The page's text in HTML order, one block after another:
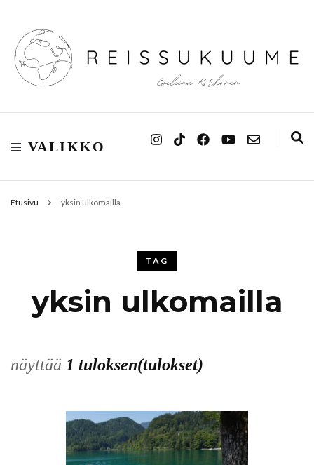
Reissukuume
VALIKKO
Etusivu yksin ulkomailla
TAG
yksin ulkomailla
näyttää 1 tuloksen(tulokset)